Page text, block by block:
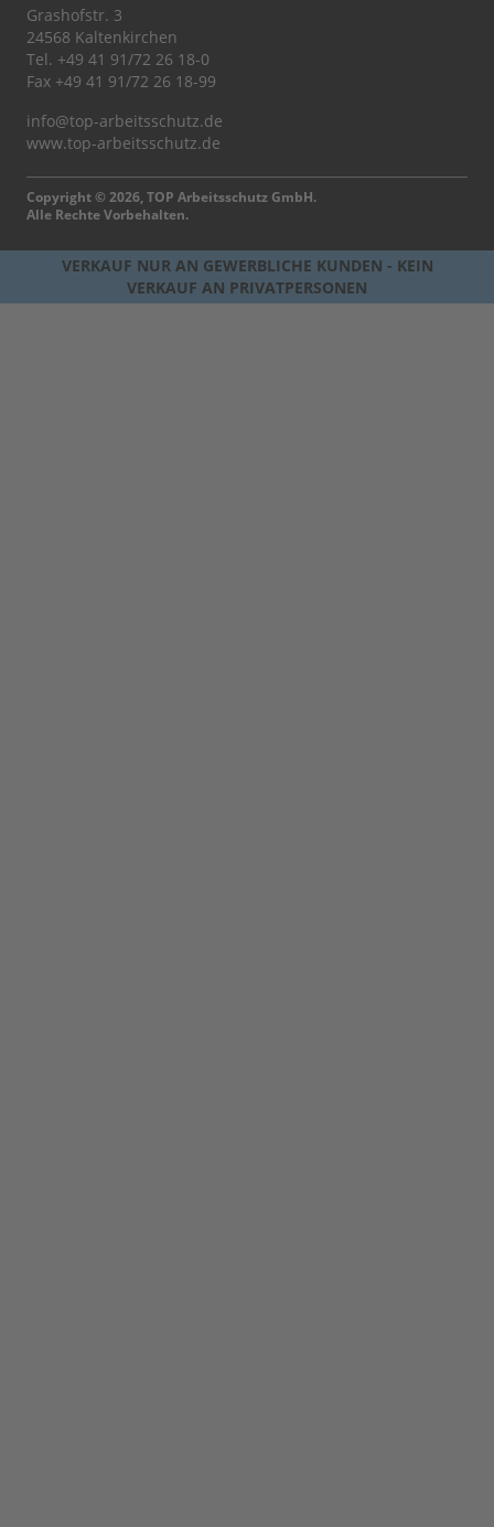
Grashofstr. 3
24568 Kaltenkirchen
Tel. +49 41 91/72 26 18-0
Fax +49 41 91/72 26 18-99
info@top-arbeitsschutz.de
www.top-arbeitsschutz.de
Copyright © 2026, TOP Arbeitsschutz GmbH.
Alle Rechte Vorbehalten.
VERKAUF NUR AN GEWERBLICHE KUNDEN - KEIN
VERKAUF AN PRIVATPERSONEN